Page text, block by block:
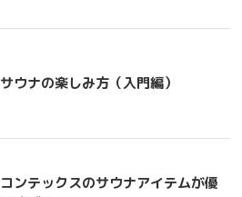
サウナの楽しみ方（入門編）
コンテックスのサウナアイテムが優